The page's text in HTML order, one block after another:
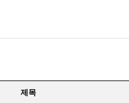
제목